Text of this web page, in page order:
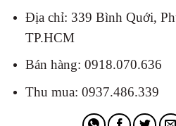
Địa chỉ: 339 Bình Quới,
TP.HCM
Bán hàng: 0918.070.636
Thu mua: 0937.486.339